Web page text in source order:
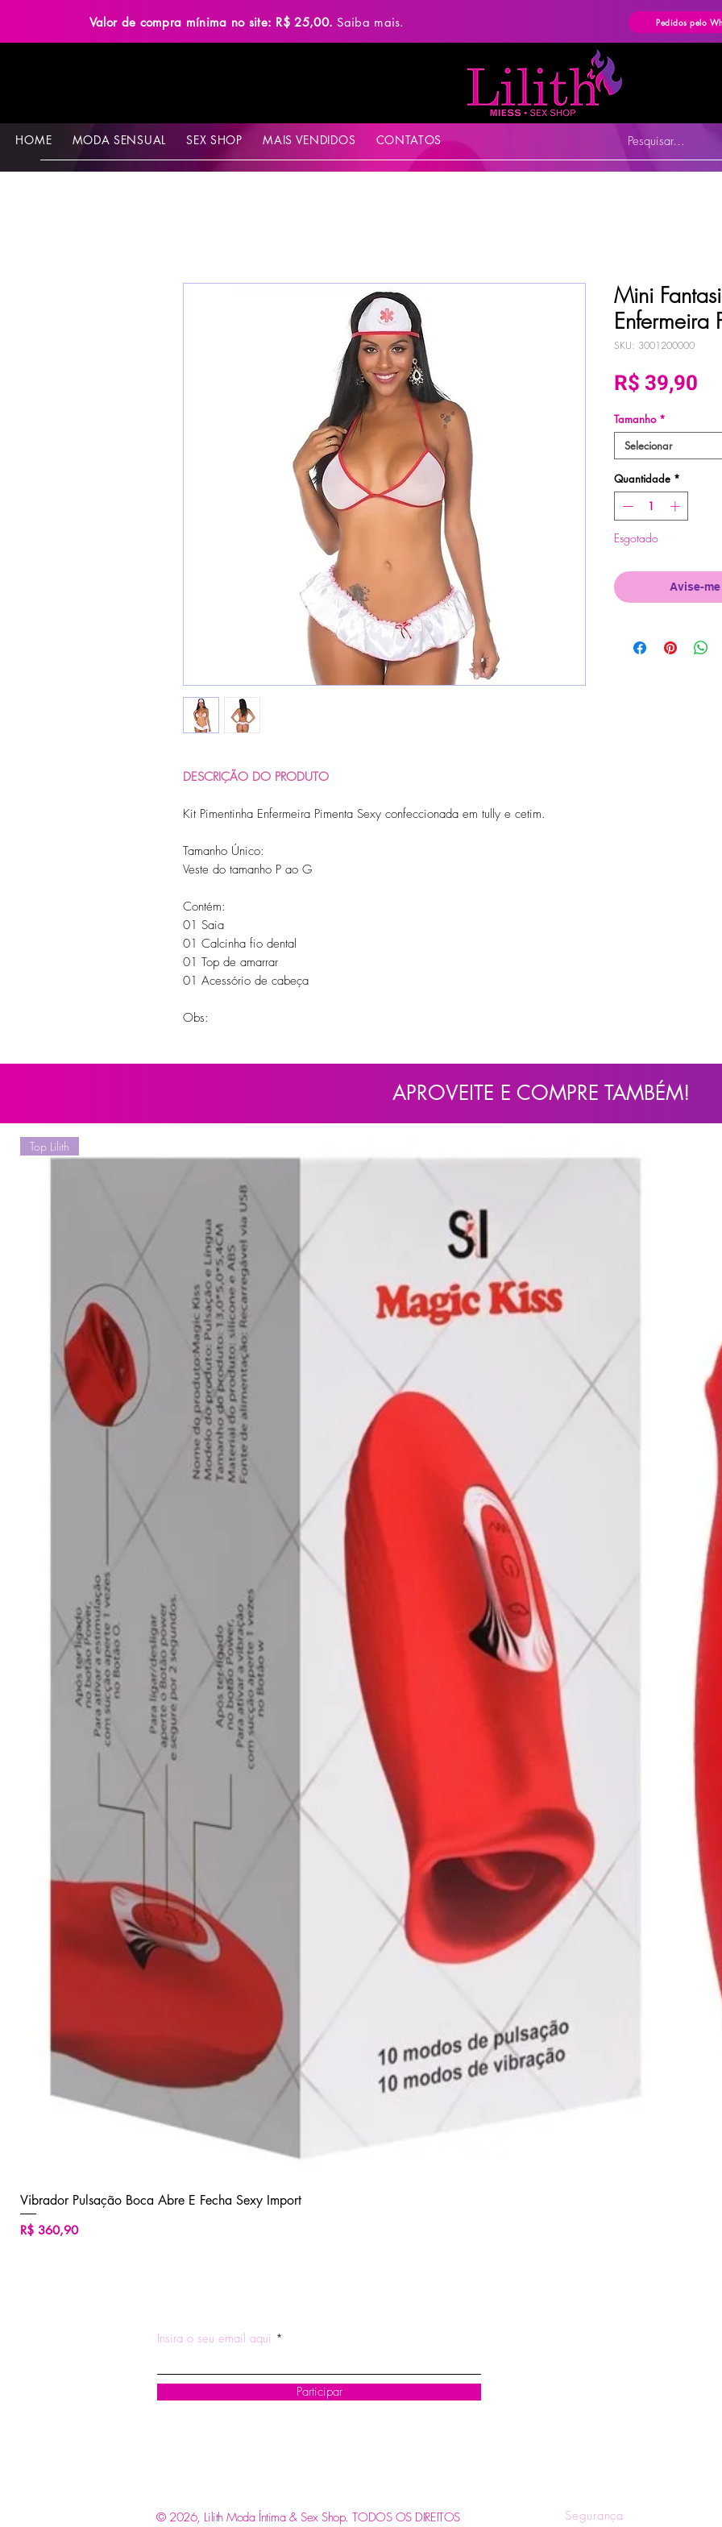
Valor de compra mínima no site: R$ 25,00.Saiba mais. Pedidos pelo
HOME MODA SENSUAL SEX SHOP MAIS VENDIDOS CONTATOS Pesquisar...
DESCRIÇÃO DO PRODUTO
Kit Pimentinha Enfermeira Pimenta Sexy confeccionada em tully e cetim.
Tamanho Único:
Veste do tamanho P ao G
Contém:
01 Saia
01 Calcinha fio dental
01 Top de amarrar
01 Acessório de cabeça
Obs:
Mini
Enfermeira
SKU: 3001200000
R$ 39,90
Tamanho *
Selecionar
Quantidade *
Esgotado
Avise-
APROVEITE E COMPRE TAMBÉM!
Top Lilith
Vibrador Pulsação Boca Abre E Fecha Sexy Import
Preço
R$ 360,90
Insira o seu email aqui
Participar
© 2026, Lilith Moda Íntima & Sex Shop. TODOS OS DIREITOS Segurança